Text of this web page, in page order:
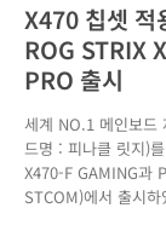
X470 칩셋 적
ROG STRIX
PRO 출시
세계 NO.1 메인보드
드명 : 피나클 릿지)
X470-F GAMING과
STCOM)에서 출시